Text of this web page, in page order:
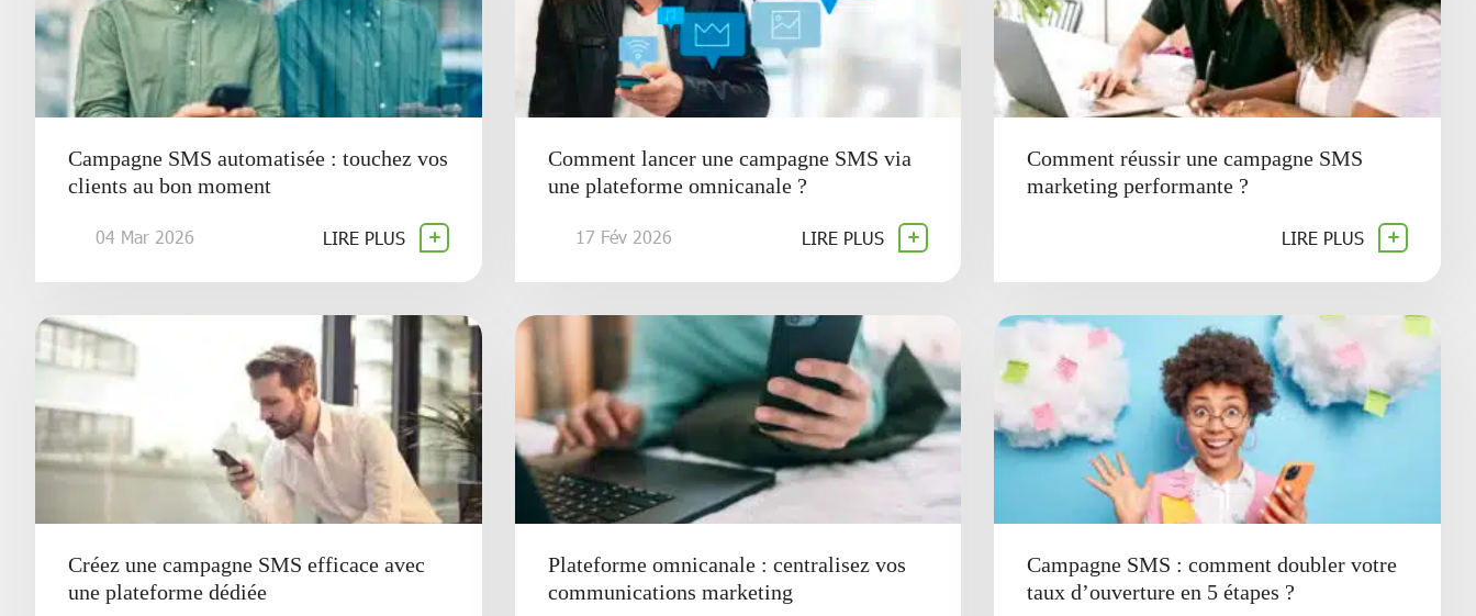
Campagne SMS automatisée : touchez vos
clients au bon moment
04 Mar 2026 LIRE PLUS
Comment lancer une campagne SMS via
une plateforme omnicanale ?
17 Fév 2026 LIRE PLUS
Comment réussir une campagne SMS
marketing performante ?
LIRE PLUS
Créez une campagne SMS efficace avec
une plateforme dédiée
Plateforme omnicanale : centralisez vos
communications marketing
Campagne SMS : comment doubler votre
taux d’ouverture en 5 étapes ?